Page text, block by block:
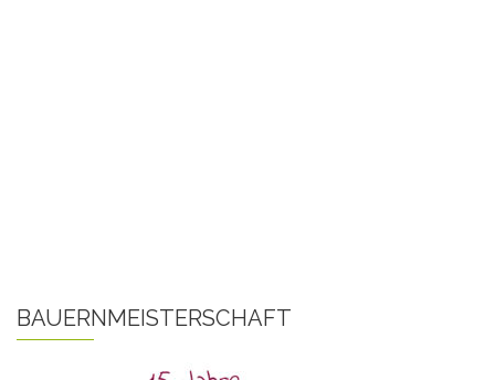
BAUERNMEISTERSCHAFT